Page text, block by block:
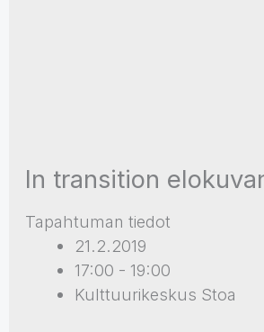
In transition
Tapahtuman tiedot
21.2.2019
17:00 - 19:00
Kulttuurikeskus Stoa